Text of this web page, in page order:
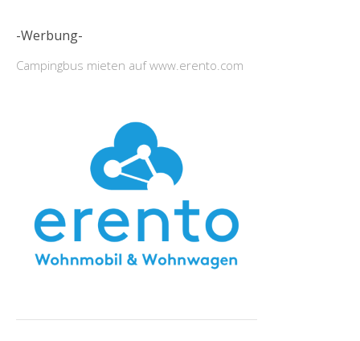
-Werbung-
Campingbus mieten auf www.erento.com